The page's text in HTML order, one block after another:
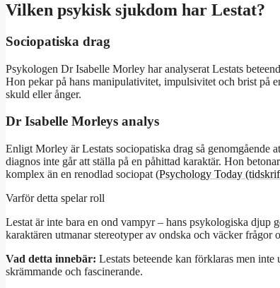
Vilken psykisk sjukdom har Lestat?
Sociopatiska drag
Psykologen Dr Isabelle Morley har analyserat Lestats
Hon pekar på hans manipulativitet, impulsivitet och brist på
skuld eller ånger.
Dr Isabelle Morleys analys
Enligt Morley är Lestats sociopatiska drag så
diagnos inte går att ställa på en påhittad karaktär. Hon
komplex än en renodlad sociopat (Psychology Today
Varför detta spelar roll
Lestat är inte bara en ond vampyr – hans psykologiska
karaktären utmanar stereotyper av ondska och väcker frågor
Vad detta innebär: Lestats beteende kan förklaras men
skrämmande och fascinerande.